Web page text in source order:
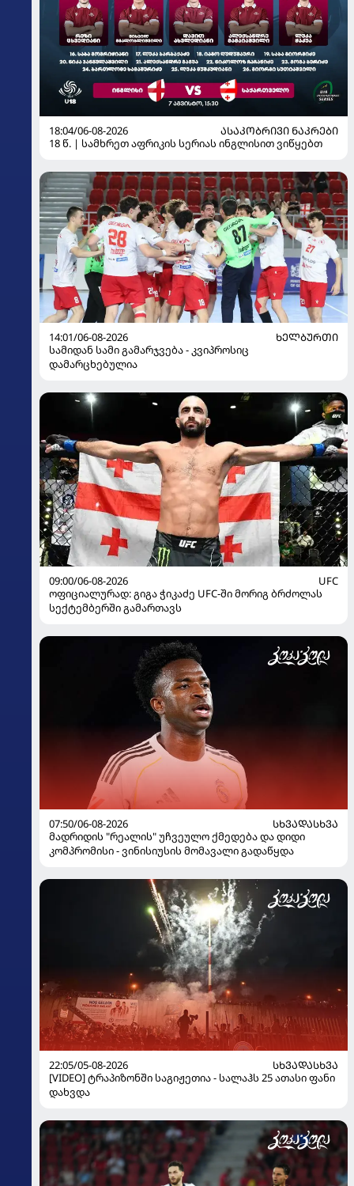
18:04/06-08-2026
ᲐᲡᲐᲙᲝᲑᲠᲘᲕᲘ ᲜᲐᲙᲠᲔᲑᲘ
18 წ. | სამხრეთ აფრიკის სერიას ინგლისით ვიწყებთ
14:01/06-08-2026
ᲮᲔᲚᲑᲣᲠᲗᲘ
სამიდან სამი გამარჯვება - კვიპროსიც
დამარცხებულია
09:00/06-08-2026
UFC
ოფიციალურად: გიგა ჭიკაძე UFC-ში მორიგ ბრძოლას
სექტემბერში გამართავს
07:50/06-08-2026
ᲡᲮᲕᲐᲓᲐᲡᲮᲕᲐ
მადრიდის "რეალის" უჩვეულო ქმედება და დიდი
კომპრომისი - ვინისიუსის მომავალი გადაწყდა
22:05/05-08-2026
ᲡᲮᲕᲐᲓᲐᲡᲮᲕᲐ
[VIDEO] ტრაპიზონში საგიჟეთია - სალაჰს 25 ათასი ფანი
დახვდა